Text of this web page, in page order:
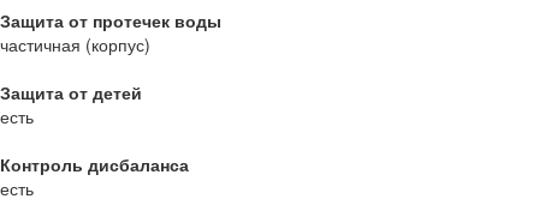
Защита от протечек воды
частичная (корпус)
Защита от детей
есть
Контроль дисбаланса
есть